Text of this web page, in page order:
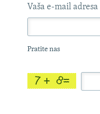
Vaša e-mail adresa
Pratite nas